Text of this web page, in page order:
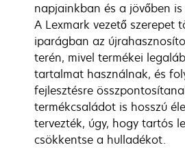
napjainkban és a jövőben
A Lexmark vezető szerepet
iparágban az
terén, mivel termékei
tartalmat használnak, és
fejlesztésre
termékcsaládot is hosszú
tervezték, úgy, hogy tartós
csökkentse a hulladékot.